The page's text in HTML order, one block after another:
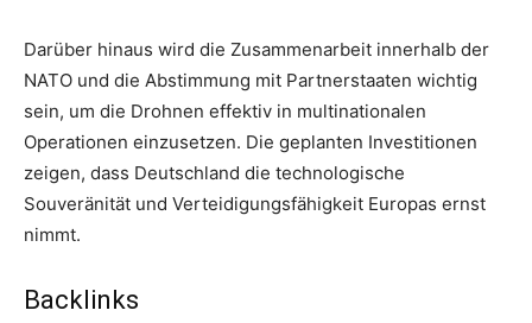
Darüber hinaus wird die Zusammenarbeit innerhalb der
NATO und die Abstimmung mit Partnerstaaten wichtig
sein, um die Drohnen effektiv in multinationalen
Operationen einzusetzen. Die geplanten Investitionen
zeigen, dass Deutschland die technologische
Souveränität und Verteidigungsfähigkeit Europas ernst
nimmt.
Backlinks